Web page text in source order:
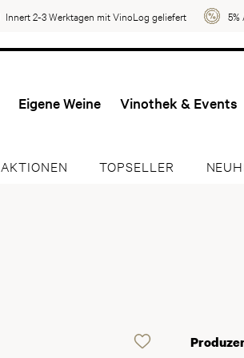
Innert 2-3 Werktagen mit VinoLog geliefert
Eigene Weine Vinothek & Events
AKTIONEN TOPSELLER